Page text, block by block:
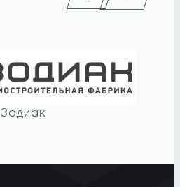
Зодиак